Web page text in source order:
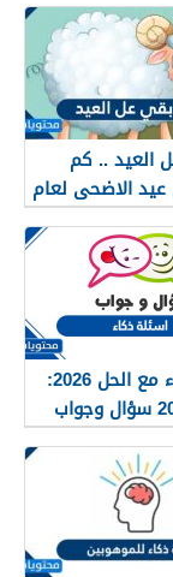
العيد .. كم
الاضحى لعام
أسئلة ذكاء مع الحل 2026:
أكثر من 200 سؤال وجواب